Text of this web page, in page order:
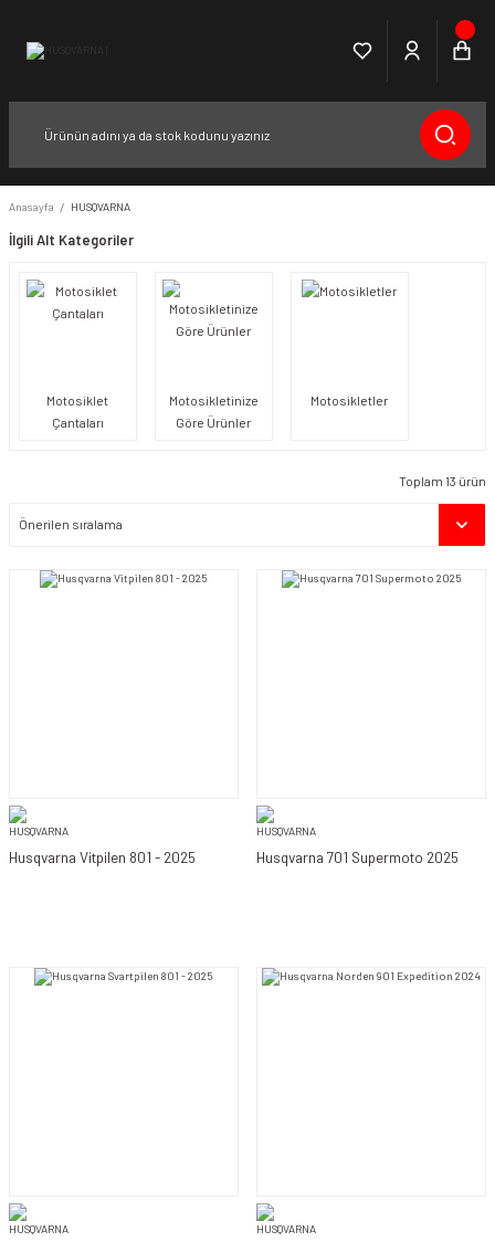
Anasayfa HUSQVARNA
İlgili Alt Kategoriler
Motosiklet
Çantaları
Motosikletinize
Göre Ürünler
Motosikletler
Toplam 13 ürün
Husqvarna Vitpilen 801 - 2025 Husqvarna 701 Supermoto 2025